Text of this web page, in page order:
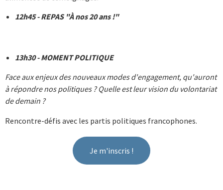
12h45 - REPAS "À nos 20 ans !"
13h30 - MOMENT POLITIQUE
Face aux enjeux des nouveaux modes d'engagement, qu'auront
à répondre nos politiques ? Quelle est leur vision du volontariat
de demain ?
Rencontre-défis avec les partis politiques francophones.
Je m'inscris !